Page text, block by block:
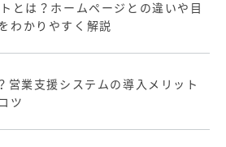
とは？ホームページとの違いや目
わかりやすく解説
営業支援システムの導入メリット
ツ